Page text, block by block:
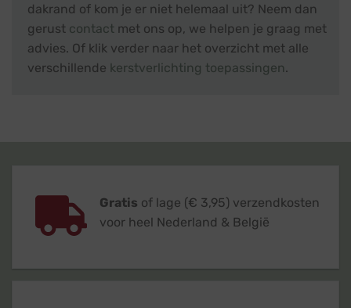
dakrand of kom je er niet helemaal uit? Neem dan
gerust contact met ons op, we helpen je graag met
advies. Of klik verder naar het overzicht met alle
verschillende kerstverlichting toepassingen.
Gratis of lage (€ 3,95) verzendkosten
voor heel Nederland & België